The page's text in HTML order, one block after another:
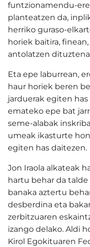
funtzionamendu-
planteatzen da,
herriko guraso-
horiek baitira,
antolatzen
Eta epe laburrean,
haur horiek beren
jarduerak egiten
emateko epe bat
seme-alabak
umeak ikasturte
egiten has daitezen.
Jon Iraola alkateak
hartu behar da
banaka aztertu
desberdina eta
zerbitzuaren
izango delako. Aldi
Kirol Egokituaren